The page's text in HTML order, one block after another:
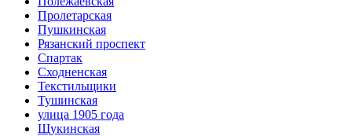
Пролетарская
Пушкинская
Рязанский проспект
Спартак
Сходненская
Текстильщики
Тушинская
улица 1905 года
Щукинская